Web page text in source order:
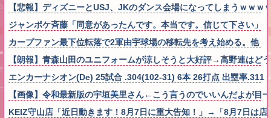
【悲報】ディズニーとUSJ、JKのダンス会場になってしまうｗｗｗ
ジャンポケ斉藤「同意があったんです。本当です。信じて下さい
カープファン最下位転落で2軍由宇球場の移転先を考え始める。他
【朗報】青森山田のユニフォームが涼しそうと大好評→高野連はど
エンカーナシオン(De) 25試合 .304(102-31) 6本 26打点 出塁率.311
【画像】令和最新版の宇垣美里さん←こう言うのでいいんだよが
KEIZ守山店「近日動きます！8月7日に重大告知！」→「8月7日は店